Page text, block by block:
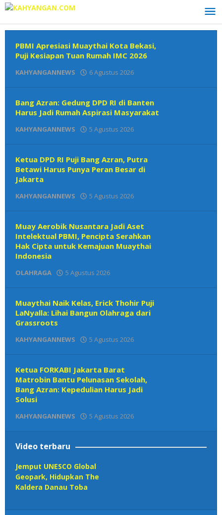
Lewati
konten
KAHYANGAN.COM
PBMI Apresiasi Muaythai Kota Bekasi,
Puji Kesiapan Tuan Rumah IMC 2026
KAHYANGANNEWS 6 Agustus 2026
Bang Azran: Gedung DPD RI di Banten
Harus Jadi Rumah Aspirasi Masyarakat
KAHYANGANNEWS 5 Agustus 2026
Ketua DPD RI Puji Bang Azran, Putra
Betawi Harus Punya Peran Besar di
Jakarta
KAHYANGANNEWS 5 Agustus 2026
Muay Aerobik Nusantara Jadi Aset
Intelektual PBMI, Pencipta Serahkan
Hak Cipta untuk Kemajuan Muaythai
Indonesia
OLAHRAGA 5 Agustus 2026
Muaythai Naik Kelas, Erick Thohir Puji
LaNyalla: Lihai Bangun Olahraga dari
Grassroots
KAHYANGANNEWS 5 Agustus 2026
Ketua FORKABI Jakarta Barat
Matrobin Bantu Pelunasan Sekolah,
Bang Azran: Kepedulian Harus Jadi
Solusi
KAHYANGANNEWS 5 Agustus 2026
Video terbaru
Jemput UNESCO Global
Geopark, Hidupkan The
Kaldera Danau Toba